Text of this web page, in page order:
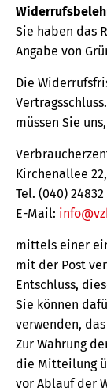
Sie haben das
Angabe von
Die
müssen Sie uns,
Kirchenallee
Tel. (040) 24832
E-Mail:
mittels einer
mit der Post
Entschluss,
Sie können
verwenden,
Zur Wahrung
die Mitteilung
vor Ablauf der